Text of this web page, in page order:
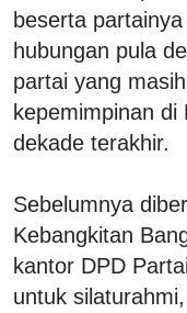
beserta
hubungan pula
partai yang
kepemimpinan
dekade terakhir.
Sebelumnya
Kebangkitan
kantor DPD
untuk